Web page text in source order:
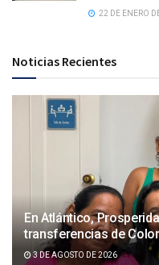
22 DE ENERO
Noticias Recientes
En Atlántico,
transferencias de
3 DE AGOSTO DE 2026